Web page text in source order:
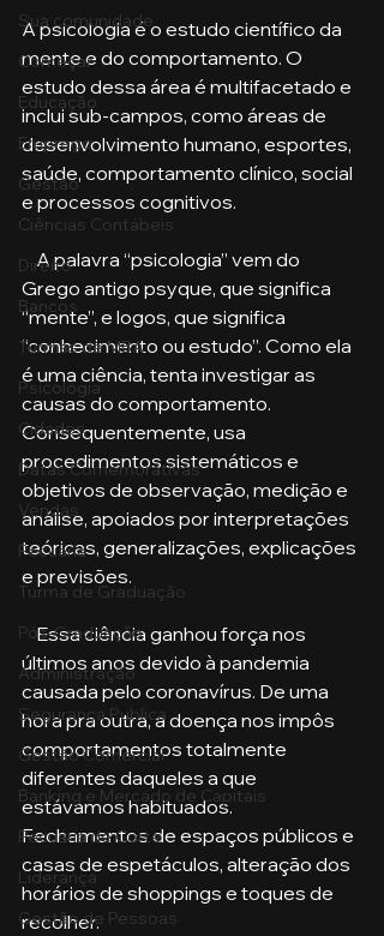
Sua comunidade
Começar
Educação
Emprego
Gestão
Ciências Contábeis
Direito
Bancos
Turmas de MBA
Psicologia
Cidades
Datas Comemorativas
Vendas
Pecuária
Turma de Graduação
Pós-Graduação
Administração
Segurança Publica
Gestão Comercial
Banking e Mercado de Capitais
Pecuária de Corte
Liderança
Gestão de Pessoas
A psicologia é o estudo científico da
mente e do comportamento. O
estudo dessa área é multifacetado e
inclui sub-campos, como áreas de
desenvolvimento humano, esportes,
saúde, comportamento clínico, social
e processos cognitivos.
    A palavra “psicologia” vem do
Grego antigo psyque, que significa
“mente”, e logos, que significa
“conhecimento ou estudo”. Como ela
é uma ciência, tenta investigar as
causas do comportamento.
Consequentemente, usa
procedimentos sistemáticos e
objetivos de observação, medição e
análise, apoiados por interpretações
teóricas, generalizações, explicações
e previsões.
    Essa ciência ganhou força nos
últimos anos devido à pandemia
causada pelo coronavírus. De uma
hora pra outra, a doença nos impôs
comportamentos totalmente
diferentes daqueles a que
estávamos habituados.
Fechamentos de espaços públicos e
casas de espetáculos, alteração dos
horários de shoppings e toques de
recolher.